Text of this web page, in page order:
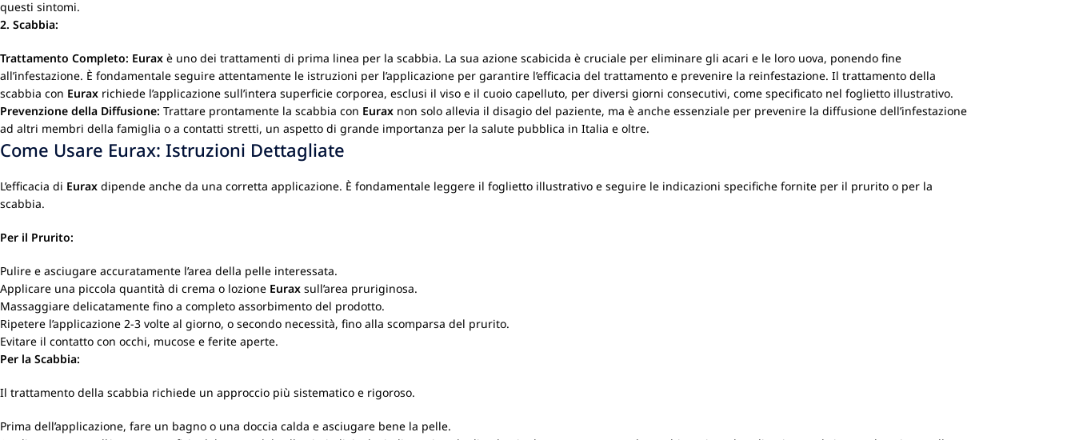
questi sintomi.
2. Scabbia:
Trattamento Completo: Eurax è uno dei trattamenti di prima linea per la scabbia. La sua azione scabicida è cruciale per eliminare gli acari e le loro uova, ponendo fine
all’infestazione. È fondamentale seguire attentamente le istruzioni per l’applicazione per garantire l’efficacia del trattamento e prevenire la reinfestazione. Il trattamento della
scabbia con Eurax richiede l’applicazione sull’intera superficie corporea, esclusi il viso e il cuoio capelluto, per diversi giorni consecutivi, come specificato nel foglietto illustrativo.
Prevenzione della Diffusione: Trattare prontamente la scabbia con Eurax non solo allevia il disagio del paziente, ma è anche essenziale per prevenire la diffusione dell’infestazione
ad altri membri della famiglia o a contatti stretti, un aspetto di grande importanza per la salute pubblica in Italia e oltre.
Come Usare Eurax: Istruzioni Dettagliate
L’efficacia di Eurax dipende anche da una corretta applicazione. È fondamentale leggere il foglietto illustrativo e seguire le indicazioni specifiche fornite per il prurito o per la
scabbia.
Per il Prurito:
Pulire e asciugare accuratamente l’area della pelle interessata.
Applicare una piccola quantità di crema o lozione Eurax sull’area pruriginosa.
Massaggiare delicatamente fino a completo assorbimento del prodotto.
Ripetere l’applicazione 2-3 volte al giorno, o secondo necessità, fino alla scomparsa del prurito.
Evitare il contatto con occhi, mucose e ferite aperte.
Per la Scabbia:
Il trattamento della scabbia richiede un approccio più sistematico e rigoroso.
Prima dell’applicazione, fare un bagno o una doccia calda e asciugare bene la pelle.